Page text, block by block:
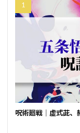
呪術廻戦｜虚式茈